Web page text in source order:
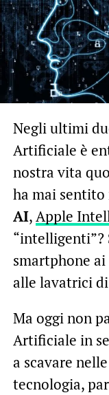
Negli ultimi
Artificiale è
nostra vita
ha mai sentito
AI,Apple
“intelligenti”?
smartphone
alle lavatrici
Ma oggi non
Artificiale in
a scavare
tecnologia,